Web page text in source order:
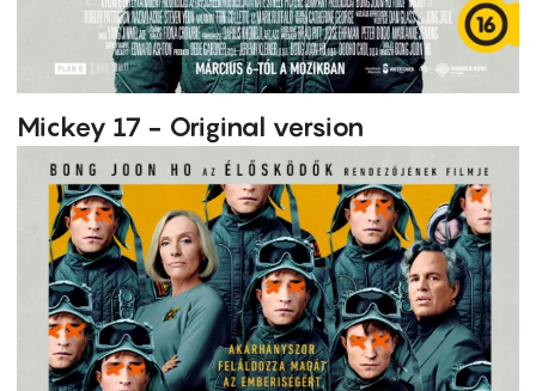
Mickey 17 - Original version